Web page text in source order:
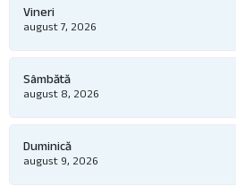
Vineri
august 7, 2026
Sâmbătă
august 8, 2026
Duminică
august 9, 2026